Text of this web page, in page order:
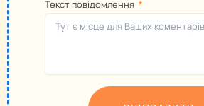
Текст повідомлення